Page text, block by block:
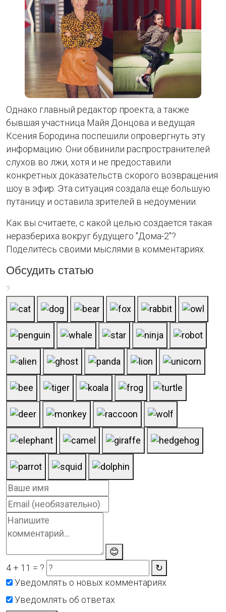
Однако главный редактор проекта, а также
бывшая участница Майя Донцова и ведущая
Ксения Бородина поспешили опровергнуть эту
информацию. Они обвинили распространителей
слухов во лжи, хотя и не предоставили
конкретных доказательств скорого возвращения
шоу в эфир. Эта ситуация создала еще большую
путаницу и оставила зрителей в недоумении.
Как вы считаете, с какой целью создается такая
неразбериха вокруг будущего "Дома-2"?
Поделитесь своими мыслями в комментариях.
Обсудить статью
?
😊
4 + 11 = ?
↻
Уведомлять о новых комментариях
Уведомлять об ответах